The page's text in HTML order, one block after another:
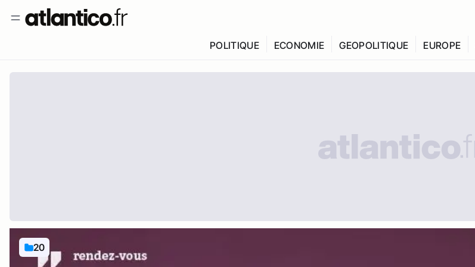
POLITIQUE ECONOMIE GEOPOLITIQUE EUROPE
20